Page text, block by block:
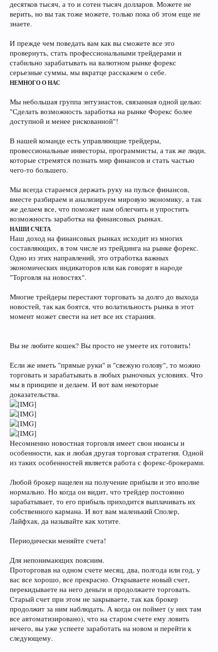
десятков тысяч, а то и сотен тысяч долларов. Можете не
верить, но вы так тоже можете, только пока об этом еще не
знаете.
И прежде чем поведать вам как вы сможете все это
провернуть, стать профессиональными трейдерами и
стабильно зарабатывать на валютном рынке форекс
серьезные суммы, мы вкратце расскажем о себе.
НЕМНОГО О НАС
Мы небольшая группа энтузиастов, связанная одной целью:
"Сделать возможность заработка на рынке Форекс более
доступной и менее рискованной"!
В нашей команде есть управляющие трейдеры,
провессиональные инвесторы, программисты, а так же люди,
которые стремятся познать мир финансов и стать частью
чего-то большего.
Мы всегда стараемся держать руку на пульсе финансов,
вместе разбираем и анализируем мировую экономику, а так
же делаем все, что поможет нам облегчить и упростить
возможность заработка на финансовых рынках.
НАШИ СЧЕТА
Наш доход на финансовых рынках исходит из многих
составляющих, в том числе из трейдинга на рынке форекс.
Одно из этих направлений, это отработка важных
экономических индикаторов или как говорят в народе
"Торговля на новостях".
Многие трейдеры перестают торговать за долго до выхода
новостей, так как боятся, что волатильность рынка в этот
момент может свести на нет все их старания.
Вы не любите кошек? Вы просто не умеете их готовить!
Если же иметь "прямые руки" и "свежую голову", то можно
торговать и зарабатывать в любых рыночных условиях. Что
мы в принципе и делаем. И вот вам некоторые
доказательства.
Несомненно новостная торговля имеет свои нюансы и
особенности, как и любая другая торговая стратегия. Одной
из таких особенностей является работа с форекс-брокерами.
Любой брокер нацелен на получение прибыли и это вполне
нормально. Но когда он видит, что трейдер постоянно
зарабатывает, то его прибыль приходится выплачивать их
собственного кармана. И вот вам маленький Сполер,
Лайфхак, да называйте как хотите.
Периодически меняйте счета!
Для непонимающих поясним.
Проторговав на одном счете месяц, два, полгода или год, у
вас все хорошо, все прекрасно. Открываете новый счет,
перекидываете на него деньги и продолжаете торговать.
Старый счет при этом не закрываете, так как брокер
продолжит за ним наблюдать. А когда он поймет (у них там
все автоматизировано), что на старом счете ему ловить
нечего, вы уже успеете заработать на новом и перейти к
следующему.